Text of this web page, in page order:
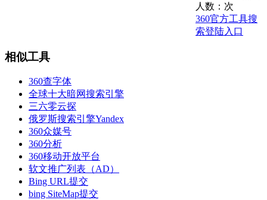
人数： 次
360官方工具搜
索登陆入口
相似工具
360查字体
全球十大暗网搜索引擎
三六零云探
俄罗斯搜索引擎Yandex
360众媒号
360分析
360移动开放平台
软文推广列表（AD）
Bing URL提交
bing SiteMap提交